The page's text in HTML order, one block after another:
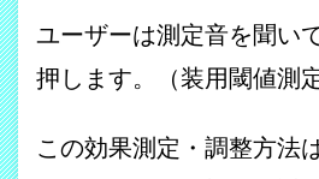
ユーザーは測定音を聞い
押します。（装用閾値測定
この効果測定・調整方法